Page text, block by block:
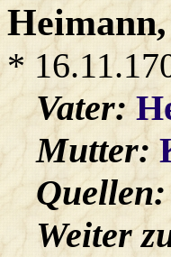
Heimann
*
Vater:
Mutter:
Quellen:
Weiter